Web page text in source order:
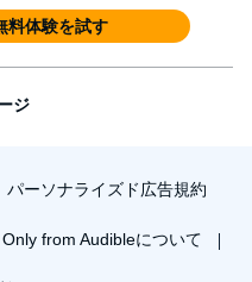
料体験を試す
ジ
パーソナライズド広告規約
Only from Audibleについて